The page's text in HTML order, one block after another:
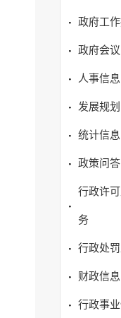
政府工
政府会议
人事信息
发展规划
统计信息
政策问答
行政许
务
行政处
财政信息
行政事